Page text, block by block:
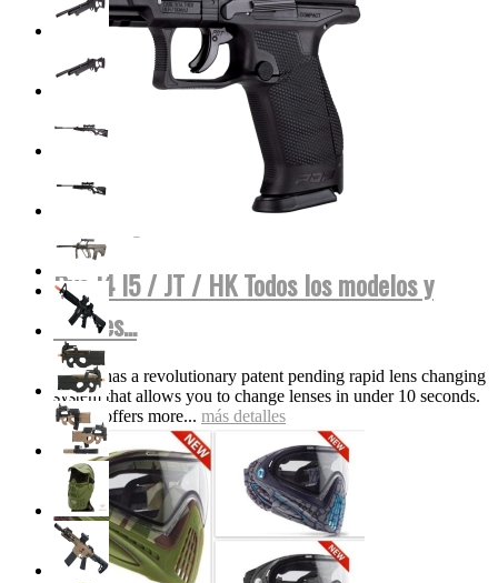
Dye I4 I5 / JT / HK Todos los modelos y
colores...
The i5 has a revolutionary patent pending rapid lens changing
system that allows you to change lenses in under 10 seconds.
The i5 offers more... más detalles